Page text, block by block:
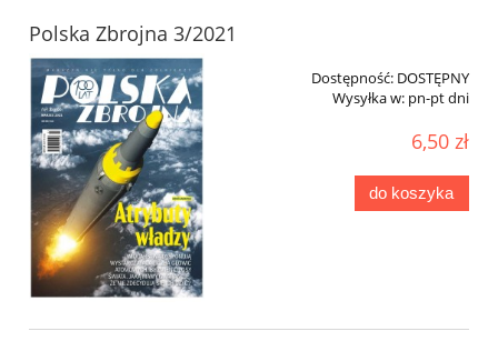
Polska Zbrojna 3/2021
Dostępność: DOSTĘPNY
Wysyłka w: pn-pt dni
6,50 zł
do koszyka